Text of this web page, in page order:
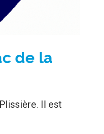
de la
Il est